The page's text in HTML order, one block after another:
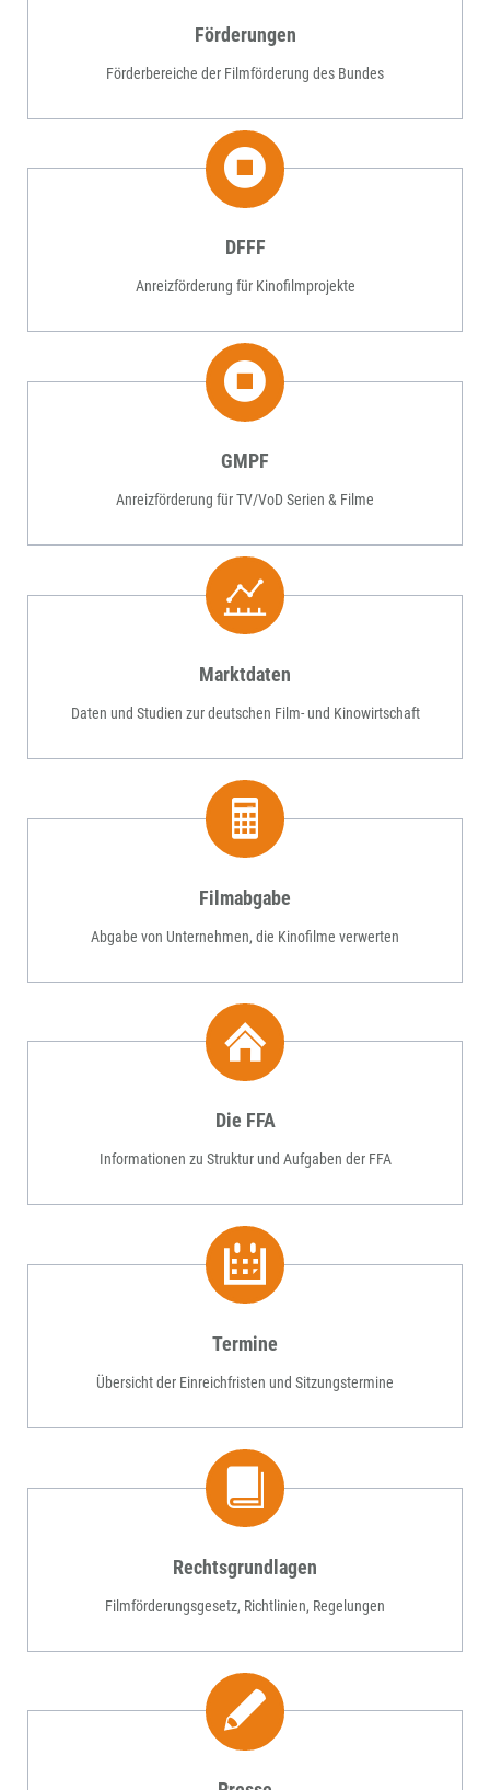
Förderungen
Förderbereiche der Filmförderung des Bundes
DFFF
Anreizförderung für Kinofilmprojekte
GMPF
Anreizförderung für TV/VoD Serien & Filme
Marktdaten
Daten und Studien zur deutschen Film- und Kinowirtschaft
Filmabgabe
Abgabe von Unternehmen, die Kinofilme verwerten
Die FFA
Informationen zu Struktur und Aufgaben der FFA
Termine
Übersicht der Einreichfristen und Sitzungstermine
Rechtsgrundlagen
Filmförderungsgesetz, Richtlinien, Regelungen